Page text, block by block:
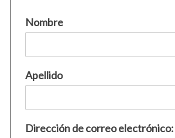
Nombre
Apellido
Dirección de correo electrónico: